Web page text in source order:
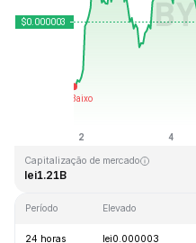
Última atualização: 2026-08-08, 19:14
lei0.000028
Capitalização de mercado
lei1.21B
Período Elevado
24 horas lei0.000003